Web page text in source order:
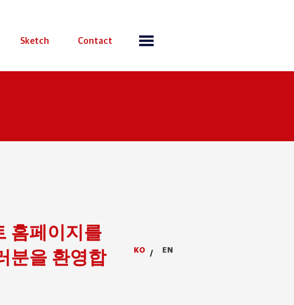
Sketch Contact
홈페이지를
분을 환영합
KO / EN